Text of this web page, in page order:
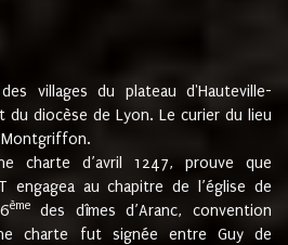
villages du plateau d'Hauteville-
du diocèse de Lyon. Le curier du lieu
Montgriffon.
charte d’avril 1247, prouve que
engagea au chapitre de l’église de
èmedes dîmes d’Aranc, convention
charte fut signée entre Guy de